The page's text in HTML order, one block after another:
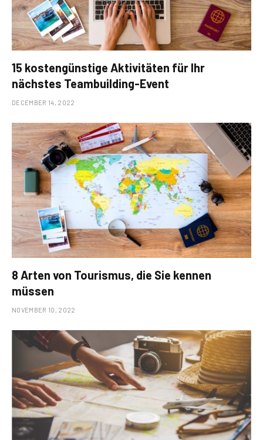
15 kostengünstige Aktivitäten für Ihr
nächstes Teambuilding-Event
DECEMBER 14, 2022
8 Arten von Tourismus, die Sie kennen
müssen
NOVEMBER 10, 2022